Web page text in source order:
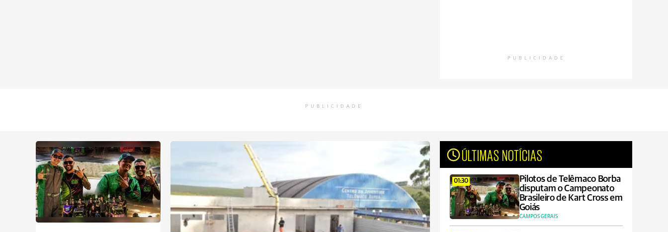
PUBLICIDADE
PUBLICIDADE
ÚLTIMAS NOTÍCIAS
01:30
Pilotos de Telêmaco Borba
disputam o Campeonato
Brasileiro de Kart Cross em
Goiás
CAMPOS GERAIS